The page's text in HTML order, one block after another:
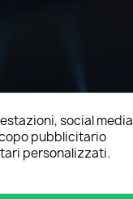
LED Sottoporta
social media
pubblicitario
personalizzati.